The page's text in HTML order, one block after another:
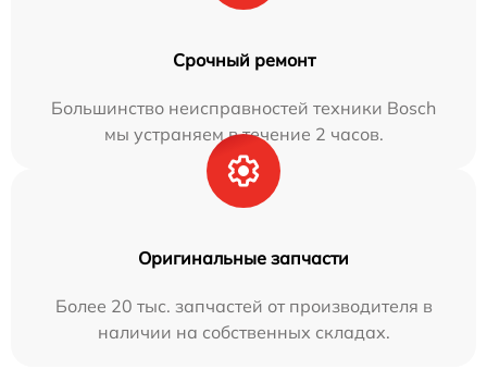
Срочный ремонт
Большинство неисправностей техники Bosch
мы устраняем в течение 2 часов.
Оригинальные запчасти
Более 20 тыс. запчастей от производителя в
наличии на собственных складах.